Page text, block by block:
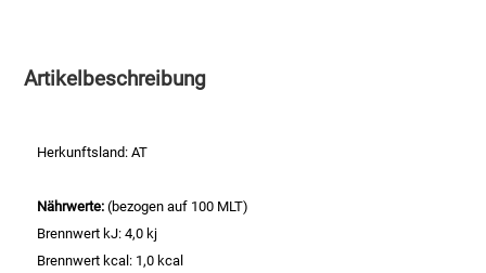
Essig
Feinkost-/Fischkonserve
Fertiggerichte trocken
Fruchtsaft
Artikelbeschreibung
Herkunftsland: AT
Nährwerte:(bezogen auf 100 MLT)
Brennwert kJ: 4,0 kj
Brennwert kcal: 1,0 kcal